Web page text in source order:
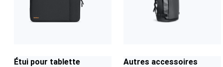
Étui pour tablette
Autres accessoires